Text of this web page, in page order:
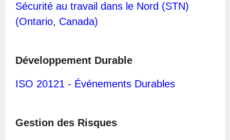
Sécurité au travail dans le Nord (STN)
(Ontario, Canada)
Développement Durable
ISO 20121 - Événements Durables
Gestion des Risques